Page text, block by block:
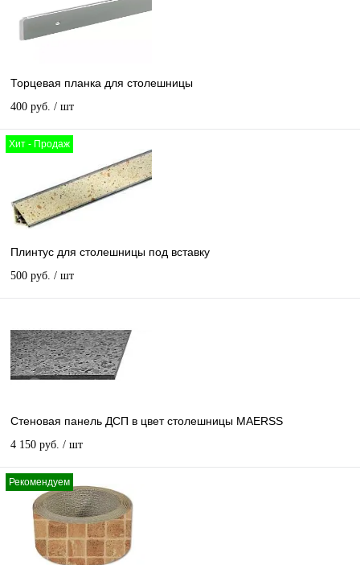
Торцевая планка для столешницы
400 руб. / шт
Хит - Продаж
Плинтус для столешницы под вставку
500 руб. / шт
Стеновая панель ДСП в цвет столешницы MAERSS
4 150 руб. / шт
Рекомендуем